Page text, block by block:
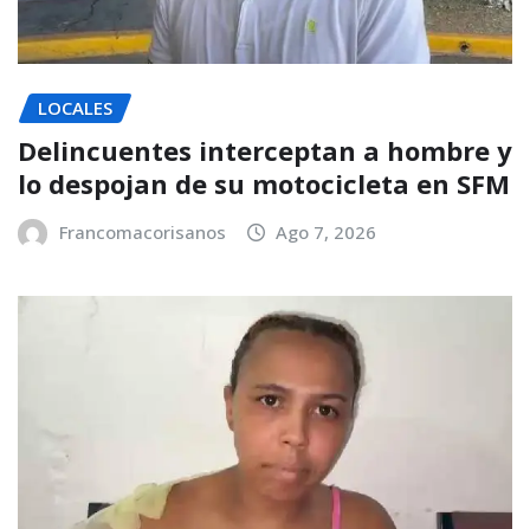
LOCALES
Delincuentes interceptan a hombre y
lo despojan de su motocicleta en SFM
Francomacorisanos Ago 7, 2026